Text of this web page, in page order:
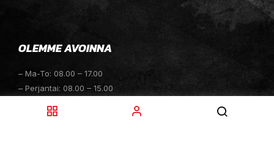
OLEMME AVOINNA
– Ma-To: 08.00 – 17.00
– Perjantai: 08.00 – 15.00
– Sunnuntai: Suljettu